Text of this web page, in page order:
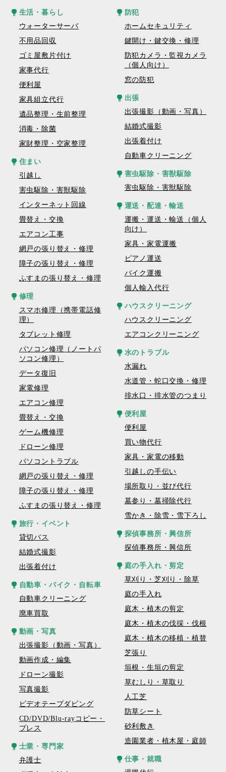
生活・暮らし
ウォーターサーバ
不用品回収
ゴミ屋敷片付け
家事代行
便利屋
家具組立代行
遺品整理・生前整理
消毒・除菌
家財整理・空家整理
住まい
引越し
害虫駆除・害獣駆除
インターネット回線
畳替え・交換
エアコン工事
網戸の張り替え・修理
障子の張り替え・修理
ふすまの張り替え・修理
修理
スマホ修理（携帯電話修
理）
タブレット修理
パソコン修理（ノートパ
ソコン修理）
データ復旧
家電修理
エアコン修理
畳替え・交換
ゲーム機修理
ドローン修理
パソコントラブル
網戸の張り替え・修理
障子の張り替え・修理
ふすまの張り替え・修理
旅行・イベント
貸切バス
結婚式撮影
出張着付け
自動車・バイク・自転車
自動車クリーニング
廃車買取
動画・写真
出張撮影（動画・写真）
動画作成・編集
ドローン撮影
写真撮影
ビデオテープダビング
CD/DVD/Blu-rayコピー・
プレス
士業・専門家
弁護士
防犯
ホームセキュリティ
鍵開け・鍵交換・修理
防犯カメラ・監視カメラ
（個人向け）
窓の防犯
出張
出張撮影（動画・写真）
結婚式撮影
出張着付け
自動車クリーニング
害虫駆除・害獣駆除
害虫駆除・害獣駆除
運送・配達・輸送
運搬・運送・輸送（個人
向け）
家具・家電運搬
ピアノ運送
バイク運搬
個人輸入代行
ハウスクリーニング
ハウスクリーニング
エアコンクリーニング
水のトラブル
水漏れ
水道管・蛇口交換・修理
排水口・排水管のつまり
便利屋
便利屋
買い物代行
家具・家電の移動
引越しの手伝い
場所取り・並び代行
墓参り・墓掃除代行
雪かき・除雪・雪下ろし
探偵事務所・興信所
探偵事務所・興信所
庭の手入れ・剪定
草刈り・芝刈り・除草
庭の手入れ
庭木・植木の剪定
庭木・植木の伐採・伐根
庭木・植木の移植・植替
芝張り
垣根・生垣の剪定
草むしり・草取り
人工芝
防草シート
砂利敷き
造園業者・植木屋・庭師
仕事・就職